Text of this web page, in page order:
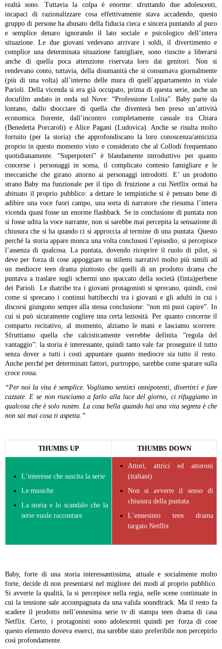
realtà sono. Tuttavia la colpa è enorme: sfruttando due adolescenti,
incapaci di razionalizzare cosa effettivamente stava accadendo, questo
gruppo di persone ha abusato della fiducia cieca e sincera puntando al puro
e semplice denaro ignorando il lato sociale e psicologico dell’intera
situazione. Le due giovani vedevano arrivare i soldi, il divertimento e
complice una determinata situazione famigliare, sono riuscite a liberarsi
anche di quella poca attenzione riservata loro dai genitori. Non si
rendevano conto, tuttavia, della disumanità che si consumava giornalmente
(più di una volta) all’interno delle mura di quell’appartamento in viale
Parioli. Della vicenda si era già occupato, prima di questa serie, anche un
docufilm andato in onda sul Nove: “Professione Lolita”. Baby parte da
lontano, dallo sbocciare di quella che diventerà ben preso un’attività
economica fiorente, dall’incontro completamente casuale tra Chiara
(Benedetta Porcaroli) e Alice Pagani (Ludovica). Anche se risulta molto
fortuito (per la storia) che approfondiscano la loro conoscenza/amicizia
proprio in questo momento visto e considerato che al Collodi frequentano
quotidianamente. “Superpoteri” è blandamente introduttivo per quanto
concerne i personaggi in scena, il complicato contesto famigliare e le
meccaniche che girano attorno ai personaggi introdotti. E’ un prodotto
strano Baby ma funzionale per il tipo di fruizione a cui Netflix ormai ha
abituato il proprio pubblico: a dettare le tempistiche si è pensato bene di
adibire una voce fuori campo, una sorta di narratore che riesuma l’intera
vicenda quasi fosse un enorme flashback. Se in conclusione di puntata non
si fosse udita la voce narrante, non si sarebbe mai percepita la sensazione di
chiusura che si ha quando ci si approccia al termine di una puntata. Questo
perché la storia appare monca una volta conclusosi l’episodio, si percepisce
l’assenza di qualcosa. La puntata, dovendo ricoprire il ruolo di pilot, si
deve per forza di cose appoggiare su stilemi narrativi molto più simili ad
un mediocre teen drama piuttosto che quelli di un prodotto drama che
puntava a traslare sugli schermi uno spaccato della società (finta)perbene
dei Parioli. Le diatribe tra i giovani protagonisti si sprecano, quindi, così
come si sprecano i continui battibecchi tra i giovani e gli adulti in cui i
discorsi giungono sempre alla stessa conclusione: “non mi puoi capire”. In
cui si può sicuramente cogliere una certa leziosità. Per quanto concerne il
comparto recitativo, al momento, alziamo le mani e lasciamo scorrere.
Sfruttiamo quella che calcisticamente verrebbe definita “regola del
vantaggio”: la storia è interessante, quindi tanto vale far proseguire il tutto
senza dover a tutti i costi appuntare quanto mediocre sia tutto il resto.
Anche perché per determinati fattori, purtroppo, sarebbe come sparare sulla
croce rossa.
“Per noi la vita è semplice. Vogliamo sentirci onnipotenti, divertirci e fare
cazzate. E se non riusciamo a farlo alla luce del giorno, ci rifuggiamo in
qualcosa che è solo nostro. La cosa bella quando hai una vita segreta è che
non sai mai cosa ti aspetta.”
THUMBS UP THUMBS DOWN
L’interesse che suscita la serie
Le musiche
La storia e lo scandalo che la
serie vuole raccontare
Attori, attrici ed attoroni
(italiani)
Non si avverte il senso di
chiusura della puntata
L’ennesimo teen drama
targato Netflix
Baby, forte di una storia interessantissima, attuale e socialmente molto
forte, decide di non presentarsi nel migliore dei modi al proprio pubblico.
Si avverte la qualità, la si percepisce nella regia, nelle scene continuate in
cui la tensione sale accompagnata da una valida soundtrack. Ma il resto fa
scadere il prodotto nell’ennesima serie tv di stampa teen drama di casa
Netflix. Certo, i protagonisti sono adolescenti quindi per forza di cose
questo elemento doveva esserci, ma sarebbe stato preferibile non percepirlo
così profondamente.